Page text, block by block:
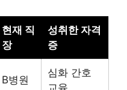
현재 직
장
성취한 자격
증
B병원
심화 간호